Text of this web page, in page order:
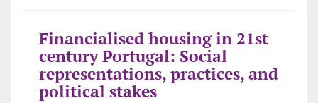
Financialised housing in 21st
century Portugal: Social
representations, practices, and
political stakes